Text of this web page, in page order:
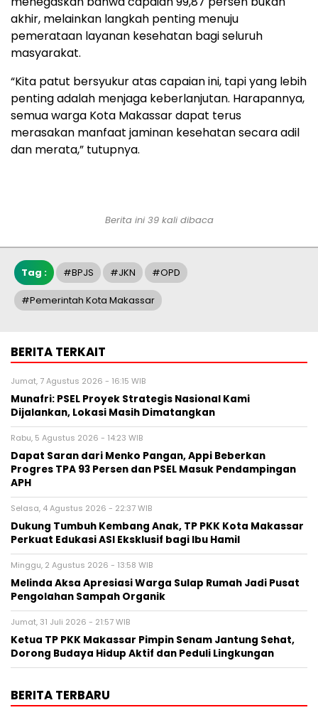
akhir, melainkan langkah penting menuju
pemerataan layanan kesehatan bagi seluruh
masyarakat.
“Kita patut bersyukur atas capaian ini, tapi yang lebih
penting adalah menjaga keberlanjutan. Harapannya,
semua warga Kota Makassar dapat terus
merasakan manfaat jaminan kesehatan secara adil
dan merata,” tutupnya.
Berita ini 39 kali dibaca
Tag : #BPJS #JKN #OPD
#pemerintah Kota Makassar
BERITA TERKAIT
Jumat, 7 Agustus 2026 - 16:15 WIB
Munafri: PSEL Proyek Strategis Nasional Kami
Dijalankan, Lokasi Masih Dimatangkan
Rabu, 5 Agustus 2026 - 14:23 WIB
Dapat Saran dari Menko Pangan, Appi Beberkan
Progres TPA 93 Persen dan PSEL Masuk Pendampingan
APH
Selasa, 4 Agustus 2026 - 22:37 WIB
Dukung Tumbuh Kembang Anak, TP PKK Kota Makassar
Perkuat Edukasi ASI Eksklusif bagi Ibu Hamil
Minggu, 2 Agustus 2026 - 13:58 WIB
Melinda Aksa Apresiasi Warga Sulap Rumah Jadi Pusat
Pengolahan Sampah Organik
Jumat, 31 Juli 2026 - 21:57 WIB
Ketua TP PKK Makassar Pimpin Senam Jantung Sehat,
Dorong Budaya Hidup Aktif dan Peduli Lingkungan
BERITA TERBARU